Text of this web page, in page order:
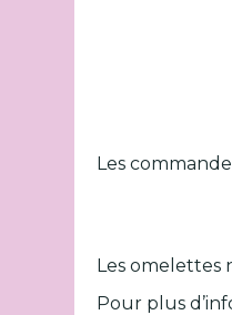
Les
Les omelettes
Pour plus